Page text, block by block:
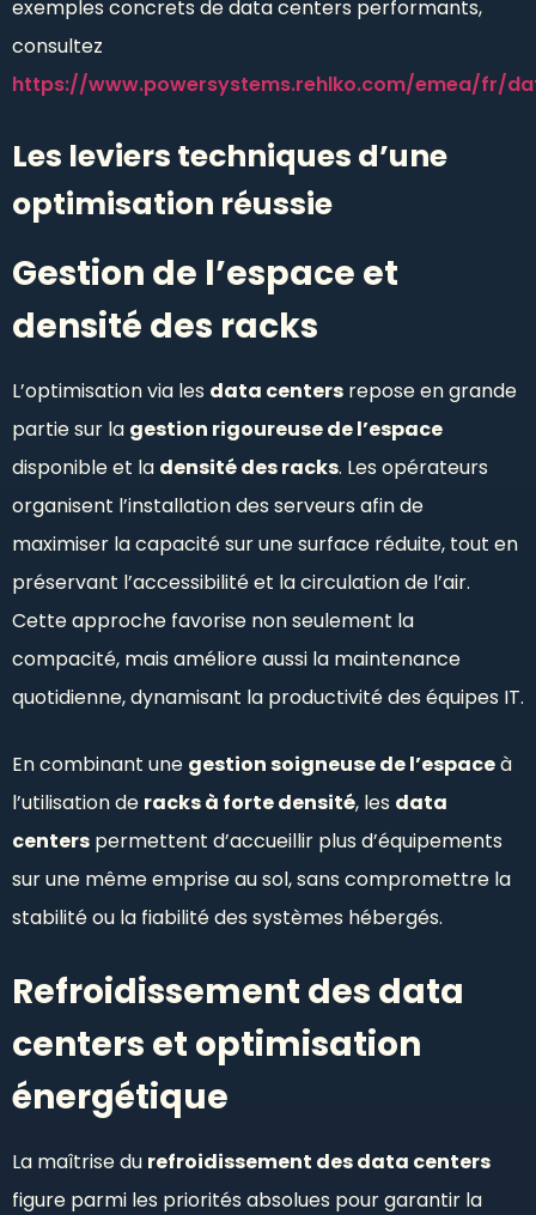
exemples concrets de data centers performants,
consultez
https://www.powersystems.rehlko.com/emea/fr/
Les leviers techniques d’une
optimisation réussie
Gestion de l’espace et
densité des racks
L’optimisation via les data centers repose en grande
partie sur la gestion rigoureuse de l’espace
disponible et la densité des racks. Les opérateurs
organisent l’installation des serveurs afin de
maximiser la capacité sur une surface réduite, tout en
préservant l’accessibilité et la circulation de l’air.
Cette approche favorise non seulement la
compacité, mais améliore aussi la maintenance
quotidienne, dynamisant la productivité des équipes IT.
En combinant une gestion soigneuse de l’espaceà
l’utilisation de racks à forte densité, les data
centers permettent d’accueillir plus d’équipements
sur une même emprise au sol, sans compromettre la
stabilité ou la fiabilité des systèmes hébergés.
Refroidissement des data
centers et optimisation
énergétique
La maîtrise du refroidissement des data centers
figure parmi les priorités absolues pour garantir la